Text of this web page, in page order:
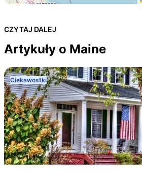
CZYTAJ DALEJ
Artykuły o Maine
Ciekawostki